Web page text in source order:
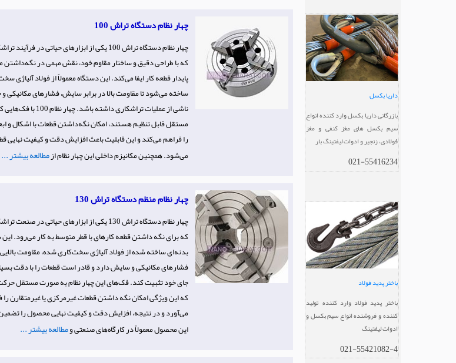
چهار نظام دستگاه تراش 100
چهار نظام دستگاه تراش 100 یکی از ابزارهای حیاتی در
که با طراحی دقیق و ساختار مقاوم خود، نقش مهمی در
پایدار قطعه کار ایفا می‌کند. این دستگاه معمولاً از فولاد آلیاژی
ساخته می‌شود تا مقاومت بالا در برابر سایش، فشارهای مکانیکی
ناشی از عملیات تراشکاری داشته
مستقل قابل تنظیم هستند، امکان نگه‌داشتن قطعات با اشکال و
را فراهم می‌کند و این قابلیت باعث افزایش دقت و کیفیت نهایی
می‌شود. همچنین مکانیزم داخلی این چهار نظام ازمطالعه بیشتر ...
چهار نظام منظم دستگاه تراش 130
چهار نظام دستگاه تراش 130 یکی از ابزارهای حیاتی در
که برای نگه داشتن قطعه کارهای با قطر متوسط به کار می‌رود. این
بدنه‌ای ساخته شده از فولاد آلیاژی سخت‌کاری شده، مقاومت بالایی
فشارهای مکانیکی و سایش دارد و قادر است قطعات را با دقت
جای خود تثبیت کند. فک‌های این چهار نظام به صورت مستقل
که این ویژگی امکان نگه داشتن قطعات غیرمرکزی یا غیرمتقارن
می‌آورد و در نتیجه، افزایش دقت و کیفیت نهایی محصول را
این محصول معمولاً در کارگاه‌های صنعتی ومطالعه بیشتر ...
داریا بکسل
بازرگانی داریا بکسل وارد کننده انواع
سیم بکسل های مغز کنفی و مغز
فولادی، زنجیر و ادوات لیفتینگ بار
021-55416234
باختر پدید فولاد
باختر پدید فولاد وارد کننده, تولید
کننده و فروشنده انواع سیم بکسل و
ادوات لیفتینگ
021-55421082-4